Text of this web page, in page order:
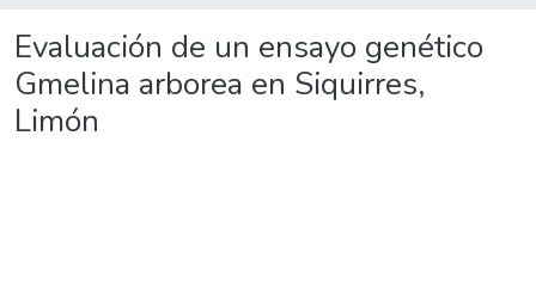
Evaluación de un ensayo genético
Gmelina arborea en Siquirres,
Limón